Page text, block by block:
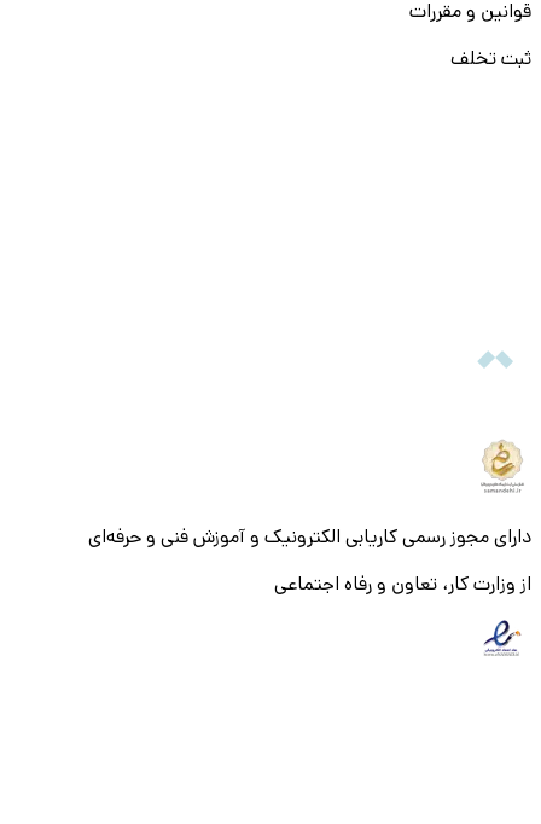
قوانین و مقررات
ثبت تخلف
دارای مجوز رسمی کاریابی الکترونیک و آموزش فنی و حرفه‌ای
از وزارت کار، تعاون و رفاه اجتماعی